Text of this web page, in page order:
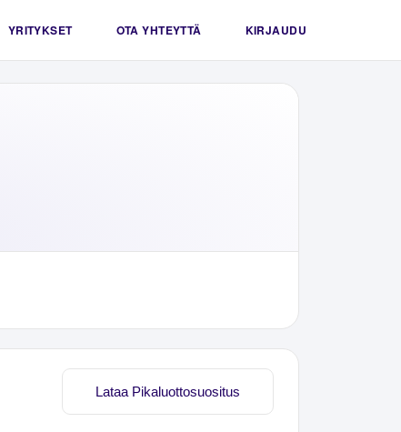
YRITYKSET OTA YHTEYTTÄ KIRJAUDU
Lataa Pikaluottosuositus